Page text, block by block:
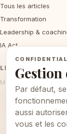
Tous les articles
Transformation
Leadership &
IA Act
LÉGAL
Mentions légales
Gestion des cookies
Gestion
Par défaut,
aussi
vous et les